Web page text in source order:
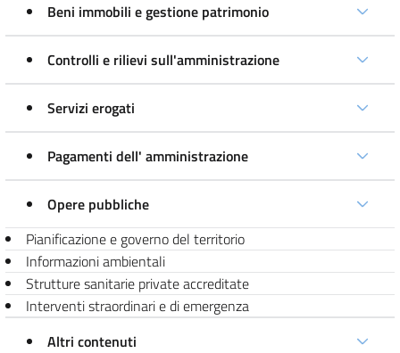
Beni immobili e gestione patrimonio
Controlli e rilievi sull'amministrazione
Servizi erogati
Pagamenti dell' amministrazione
Opere pubbliche
Pianificazione e governo del territorio
Informazioni ambientali
Strutture sanitarie private accreditate
Interventi straordinari e di emergenza
Altri contenuti